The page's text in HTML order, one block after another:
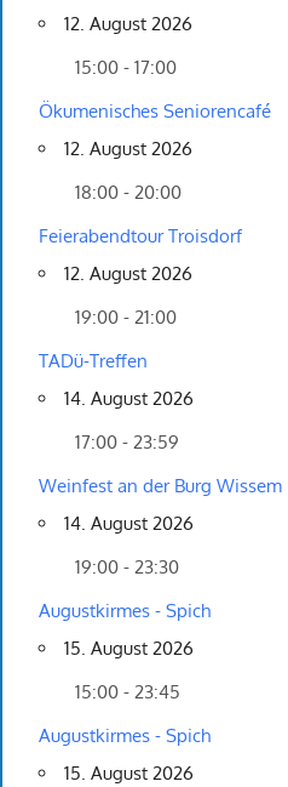
12. August 2026
15:00 - 17:00
Ökumenisches Seniorencafé
12. August 2026
18:00 - 20:00
Feierabendtour Troisdorf
12. August 2026
19:00 - 21:00
TADü-Treffen
14. August 2026
17:00 - 23:59
Weinfest an der Burg Wissem
14. August 2026
19:00 - 23:30
Augustkirmes - Spich
15. August 2026
15:00 - 23:45
Augustkirmes - Spich
15. August 2026